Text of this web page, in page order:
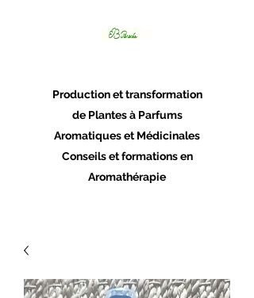
Production et transformation
de Plantes à Parfums
Aromatiques et Médicinales
Conseils et formations en
Aromathérapie